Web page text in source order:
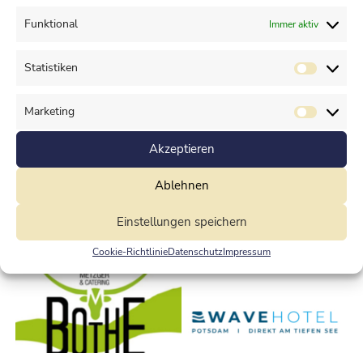
Funktional Immer aktiv
Statistiken
Marketing
Akzeptieren
Ablehnen
Einstellungen speichern
Cookie-RichtlinieDatenschutzImpressum